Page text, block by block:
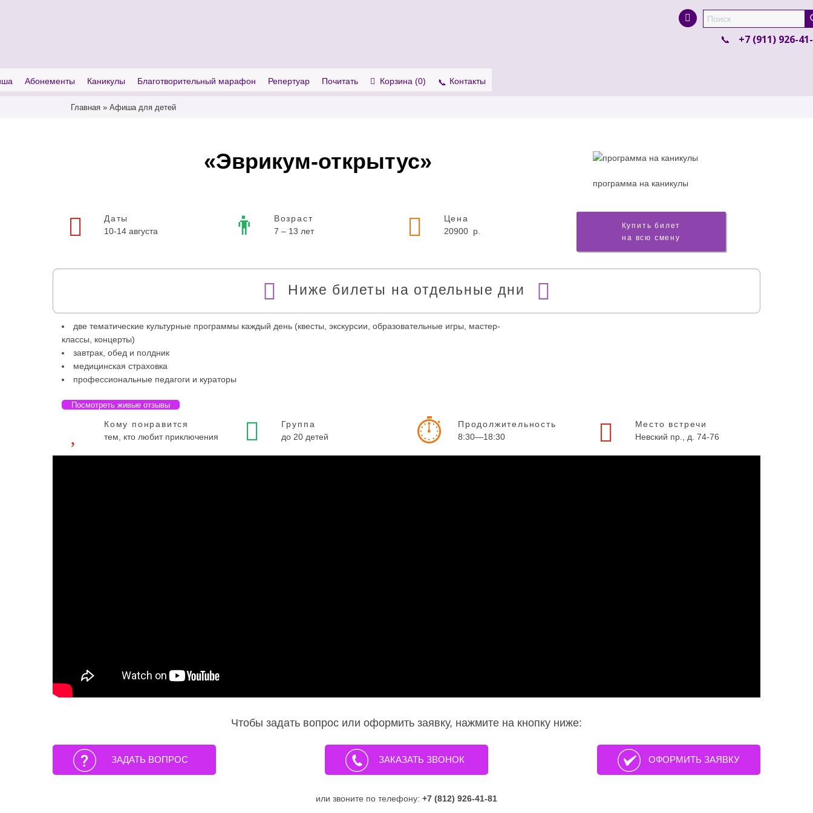
+7 (911) 926-
Абонементы Каникулы Благотворительный марафон Репертуар Почитать Корзина (0) Контакты
Главная » Афиша для детей
«Эврикум-открытус»
программа на каникулы
Даты
10-14 августа
Возраст
7 – 13 лет
Цена
20900 р.
Купить билет
на всю смену
Ниже билеты на отдельные дни
две тематические культурные программы каждый день (квесты, экскурсии, образовательные игры, мастер-
классы, концерты)
завтрак, обед и полдник
медицинская страховка
профессиональные педагоги и кураторы
Посмотреть живые отзывы
Кому понравится
тем, кто любит приключения
Группа
до 20 детей
Продолжительность
8:30—18:30
Место встречи
Невский пр., д. 74-76
Чтобы задать вопрос или оформить заявку, нажмите на кнопку ниже:
ЗАДАТЬ ВОПРОС ЗАКАЗАТЬ ЗВОНОК ОФОРМИТЬ ЗАЯВКУ
или звоните по телефону: +7 (812) 926-41-81